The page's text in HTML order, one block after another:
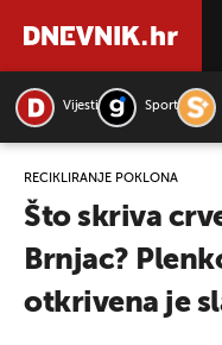
Vijesti Sport
RECIKLIRANJE POKLONA
Što skriva
Brnjac?
otkrivena je
PRETRAŽITE VIJESTI